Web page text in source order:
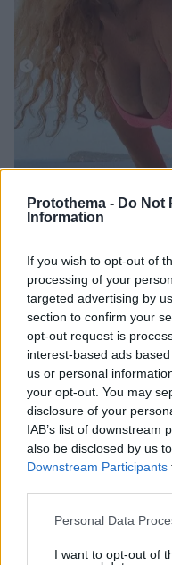
Protothema - Do Not
Information
If you wish to opt-out of
processing of your
targeted advertising by
section to confirm your
opt-out request is
interest-based ads
us or personal
your opt-out. You may
disclosure of your
IAB’s list of downstream
also be disclosed by us
Downstream Participants
Please note that this
not limited to your visit
Personal Data
I want to opt-out of
Τον τελευταίο
Χολιγουντιανού
από τα φώτα,
την
κατά καιρούς,
Ντέμι Μουρ
Ράμερ και Σκάουτ,
φωτογραφίες με